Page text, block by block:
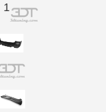
1